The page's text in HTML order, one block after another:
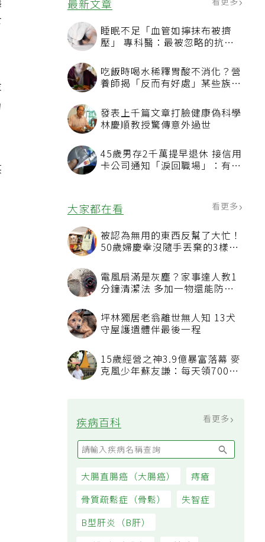
最新文章 看更多
睡眠不足「血管如擰抹布被擠
壓」 專科醫：最被忽略的抗老
吃飯時喝水稀釋胃酸不消化？營
養師揭「反而有好處」某些族群
發表上千篇文章打臉健康偽科學
林慶順教授驚傳意外過世
45歲男存2千萬提早退休 接信用
卡公司通知「淚回職場」：有錢
大家都在看
被認為無用的東西反幫了大忙！
50歲婦慶幸沒隨手丟棄的3樣物
電風扇滿是灰塵？家事達人教1
汙附著
坪林獨居老翁離世無人知 13犬
15歲經營之神3.9億暴富落幕 麥
疾病百科